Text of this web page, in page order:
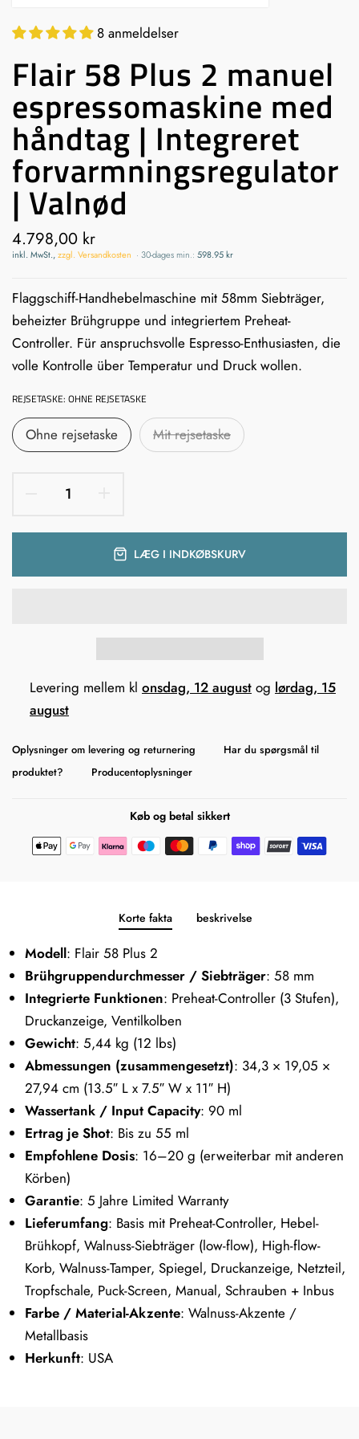
8 anmeldelser
Flair 58 Plus 2 manuel
espressomaskine med
håndtag | Integreret
forvarmningsregulator
| Valnød
4.798,00 kr
inkl. MwSt.,zzgl. Versandkosten · 30-dages min.: 598.95 kr
Flaggschiff-Handhebelmaschine mit 58mm Siebträger,
beheizter Brühgruppe und integriertem Preheat-
Controller. Für anspruchsvolle Espresso-Enthusiasten, die
volle Kontrolle über Temperatur und Druck wollen.
REJSETASKE: OHNE REJSETASKE
Ohne rejsetaske Mit rejsetaske
LÆG I INDKØBSKURV
Levering mellem kl onsdag, 12 august og lørdag, 15
august
Oplysninger om levering og returnering
Har du spørgsmål til
produktet?
Producentoplysninger
Køb og betal sikkert
Korte fakta beskrivelse
Modell: Flair 58 Plus 2
Brühgruppendurchmesser / Siebträger: 58 mm
Integrierte Funktionen: Preheat-Controller (3 Stufen),
Druckanzeige, Ventilkolben
Gewicht: 5,44 kg (12 lbs)
Abmessungen (zusammengesetzt): 34,3 × 19,05 ×
27,94 cm (13.5″ L x 7.5″ W x 11″ H)
Wassertank / Input Capacity: 90 ml
Ertrag je Shot: Bis zu 55 ml
Empfohlene Dosis: 16–20 g (erweiterbar mit anderen
Körben)
Garantie: 5 Jahre Limited Warranty
Lieferumfang: Basis mit Preheat-Controller, Hebel-
Brühkopf, Walnuss-Siebträger (low-flow), High-flow-
Korb, Walnuss-Tamper, Spiegel, Druckanzeige, Netzteil,
Tropfschale, Puck-Screen, Manual, Schrauben + Inbus
Farbe / Material-Akzente: Walnuss-Akzente /
Metallbasis
Herkunft: USA